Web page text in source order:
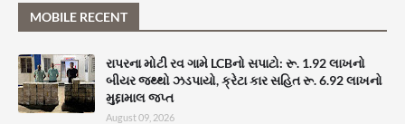
MOBILE RECENT
રાપરના મોટી રવ ગામે LCBનો સપાટો: રૂ. 1.92 લાખનો
બીયર જથ્થો ઝડપાયો, ક્રેટા કાર સહિત રૂ. 6.92 લાખનો
મુદ્દામાલ જપ્ત
August 09, 2026